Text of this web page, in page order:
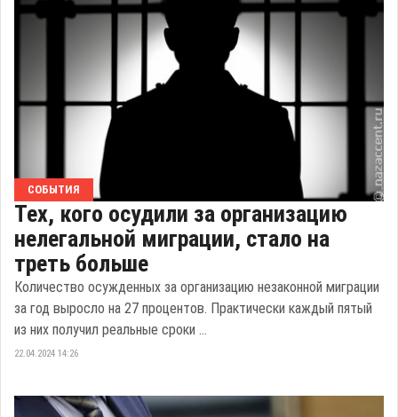
СОБЫТИЯ
Тех, кого осудили за организацию
нелегальной миграции, стало на
треть больше
Количество осужденных за организацию незаконной миграции
за год выросло на 27 процентов. Практически каждый пятый
из них получил реальные сроки ...
22.04.2024 14:26